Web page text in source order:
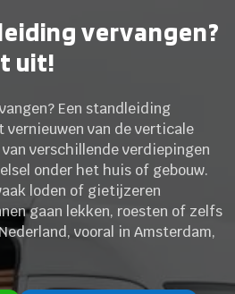
vervangen?
uit!
Een standleiding
van de verticale
verschillende verdiepingen
onder het huis of gebouw.
loden of gietijzeren
gaan lekken, roesten of zelfs
vooral in Amsterdam,